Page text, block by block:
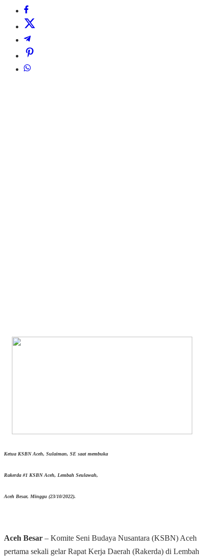
Ketua KSBN Aceh, Sulaiman, SE saat membuka
Rakerda #1 KSBN Aceh, Lembah Seulawah,
Aceh Besar, Minggu (23/10/2022).
Aceh Besar – Komite Seni Budaya Nusantara (KSBN) Aceh
pertama sekali gelar Rapat Kerja Daerah (Rakerda) di Lembah